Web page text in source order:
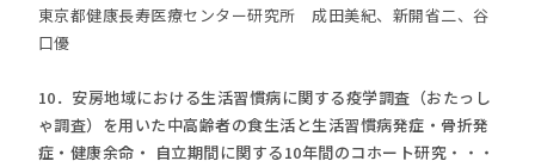
東京都健康長寿医療センター研究所 成田美紀、 新開省二、谷
口優
10．安房地域における生活習慣病に関する疫学調査（おたっし
ゃ調査）を用いた中高齢者の食生活と生活習慣病発症・骨折発
症・健康余命・ 自立期間に関する10年間のコホート研究 ・・・